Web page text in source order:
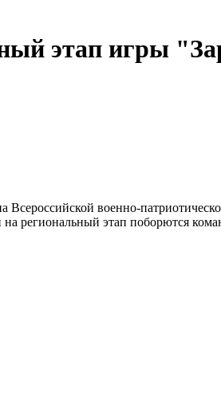
этап игры
Всероссийской военно-
региональный этап поборются